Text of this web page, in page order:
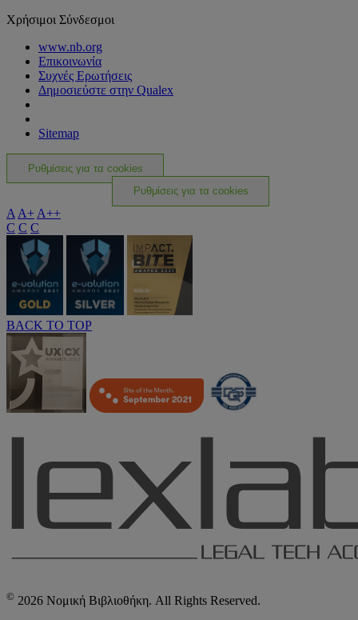
Χρήσιμοι Σύνδεσμοι
www.nb.org
Επικοινωνία
Συχνές Ερωτήσεις
Δημοσιεύστε στην Qualex
Sitemap
Ρυθμίσεις για τα cookies
Ρυθμίσεις για τα cookies
A A+ A++
C C C
BACK TO TOP
© 2026 Νομική Βιβλιοθήκη. All Rights Reserved.